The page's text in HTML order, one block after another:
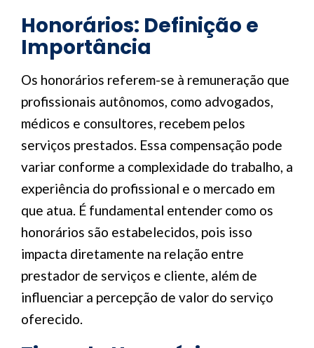
Honorários: Definição e
Importância
Os honorários referem-se à remuneração que
profissionais autônomos, como advogados,
médicos e consultores, recebem pelos
serviços prestados. Essa compensação pode
variar conforme a complexidade do trabalho, a
experiência do profissional e o mercado em
que atua. É fundamental entender como os
honorários são estabelecidos, pois isso
impacta diretamente na relação entre
prestador de serviços e cliente, além de
influenciar a percepção de valor do serviço
oferecido.